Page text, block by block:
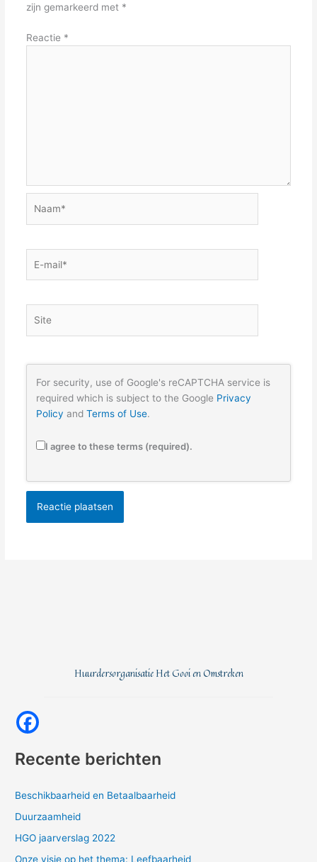
zijn gemarkeerd met *
Reactie *
mail*
For security, use of Google's reCAPTCHA service is
required which is subject to the Google Privacy
Policy andTerms of Use.
I agree to these terms (required).
Huurdersorganisatie Het Gooi en Omstreken
Recente berichten
Beschikbaarheid en Betaalbaarheid
Duurzaamheid
HGO jaarverslag 2022
Onze visie op het thema: Leefbaarheid